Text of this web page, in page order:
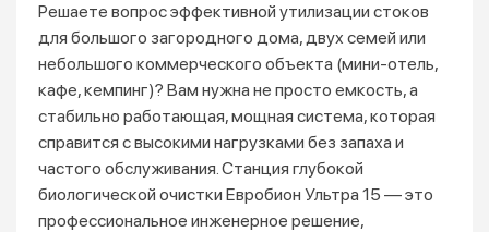
Решаете вопрос эффективной утилизации стоков
для большого загородного дома, двух семей или
небольшого коммерческого объекта (мини-отель,
кафе, кемпинг)? Вам нужна не просто емкость, а
стабильно работающая, мощная система, которая
справится с высокими нагрузками без запаха и
частого обслуживания. Станция глубокой
биологической очистки Евробион Ультра 15 — это
профессиональное инженерное решение,